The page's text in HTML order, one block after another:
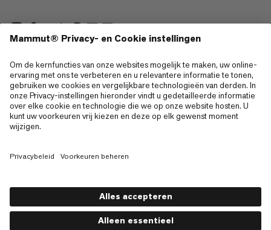
—
Sitemap
Cookies
Juridische kennisgeving